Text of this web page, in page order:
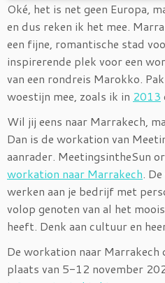
Oké, het is net geen Europa,
en dus reken ik het mee.
een fijne, romantische stad
inspirerende plek voor een
van een rondreis Marokko.
woestijn mee, zoals ik in 2013
Wil jij eens naar Marrakech,
Dan is de workation van
aanrader. MeetingsintheSun
workation naar Marrakech.
werken aan je bedrijf met
volop genoten van al het
heeft. Denk aan cultuur en
De workation naar
plaats van 5-12 november